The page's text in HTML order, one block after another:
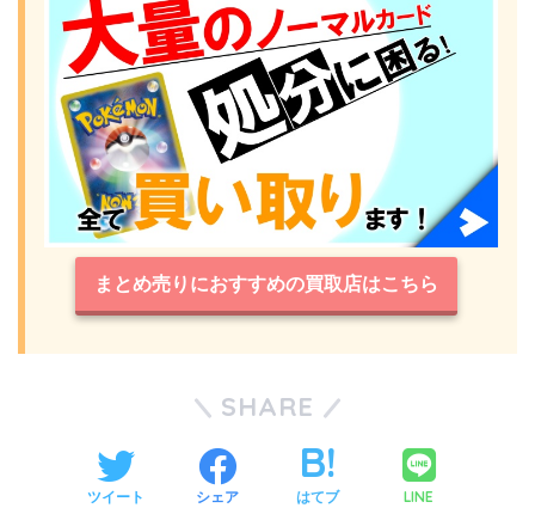
まとめ売りにおすすめの買取店はこちら
SHARE
ツイート シェア はてブ LINE